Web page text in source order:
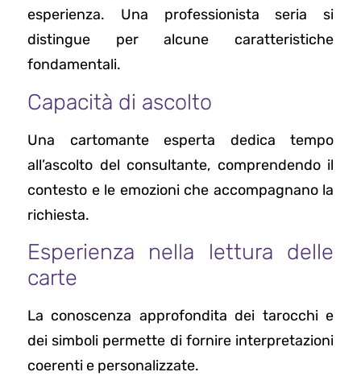
esperienza. Una professionista seria si
distingue per alcune caratteristiche
fondamentali.
Capacità di ascolto
Una cartomante esperta dedica tempo
all’ascolto del consultante, comprendendo il
contesto e le emozioni che accompagnano la
richiesta.
Esperienza nella lettura delle
carte
La conoscenza approfondita dei tarocchi e
dei simboli permette di fornire interpretazioni
coerenti e personalizzate.